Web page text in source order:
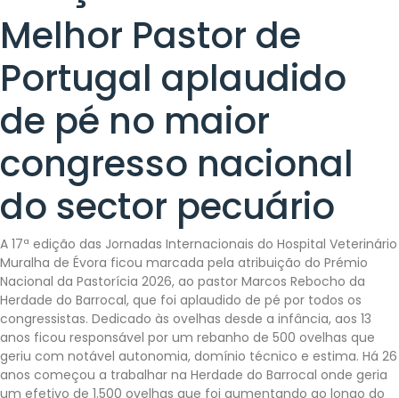
Melhor Pastor de
Portugal aplaudido
de pé no maior
congresso nacional
do sector pecuário
A 17ª edição das Jornadas Internacionais do Hospital Veterinário
Muralha de Évora ficou marcada pela atribuição do Prémio
Nacional da Pastorícia 2026, ao pastor Marcos Rebocho da
Herdade do Barrocal, que foi aplaudido de pé por todos os
congressistas. Dedicado às ovelhas desde a infância, aos 13
anos ficou responsável por um rebanho de 500 ovelhas que
geriu com notável autonomia, domínio técnico e estima. Há 26
anos começou a trabalhar na Herdade do Barrocal onde geria
um efetivo de 1.500 ovelhas que foi aumentando ao longo do